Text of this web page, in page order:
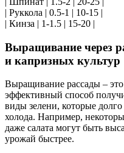
| Руккола | 0.5-1 | 10-15 |
| Кинза | 1-1.5 | 15-20 |
Выращивание через
и капризных культур
Выращивание рассады –
эффективный способ
виды зелени, которые
холода. Например,
даже салата могут быть
урожай быстрее.